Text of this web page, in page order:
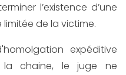
l’existence d’une
de la victime.
expéditive
chaine, le juge ne